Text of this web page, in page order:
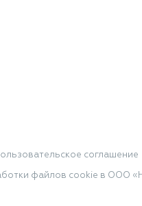
соглашение
файлов cookie в ООО